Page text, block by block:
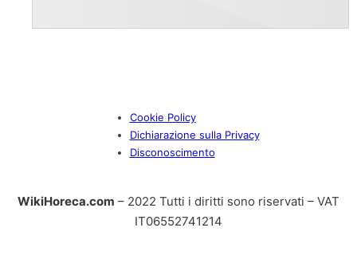
Cookie Policy
Dichiarazione sulla Privacy
Disconoscimento
WikiHoreca.com – 2022 Tutti i diritti sono riservati – VAT
IT06552741214